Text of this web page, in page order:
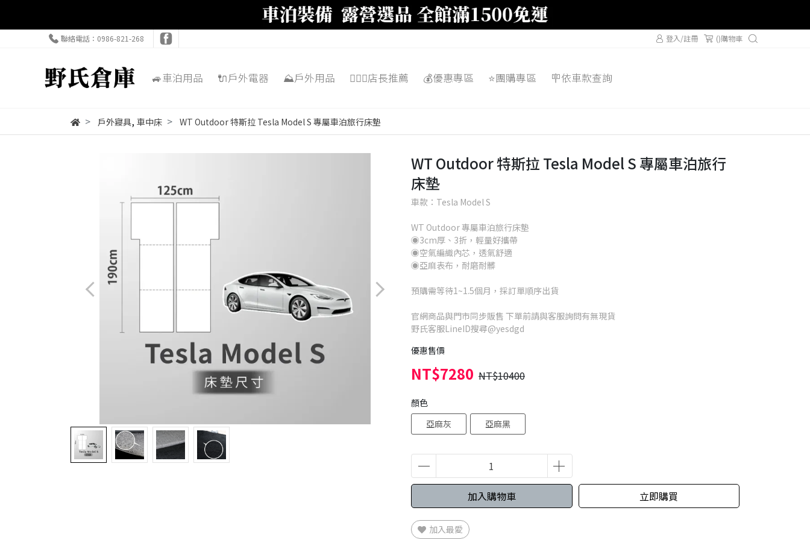
聯絡電話：0986-821-268 登入/註冊 ()購物車
🚙車泊用品 🔌戶外電器 ⛰️戶外用品 🙋🏼‍♂️店長推薦 💰優惠專區 ⭐️團購專區 🪧依車款查詢
戶外寢具, 車中床 WT Outdoor 特斯拉 Tesla Model S 專屬車泊旅行床墊
WT Outdoor 特斯拉 Tesla Model S 專屬車泊旅行
床墊
車款：Tesla Model S
WT Outdoor 專屬車泊旅行床墊
◉3cm厚、3折，輕量好攜帶
◉空氣編織內芯，透氣舒適
◉亞麻表布，耐磨耐髒
預購需等待1~1.5個月，採訂單順序出貨
官網商品與門市同步販售 下單前請與客服詢問有無現貨
野氏客服LineID搜尋@yesdgd
優惠售價
NT$7280 NT$10400
顏色
亞麻灰
亞麻黑
加入購物車 立即購買
加入最愛